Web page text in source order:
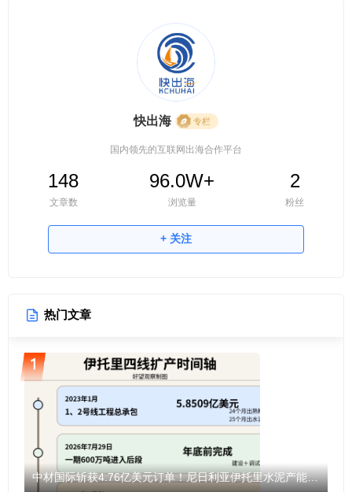
快出海 专栏
国内领先的互联网出海合作平台
148
文章数
96.0W+
浏览量
2
粉丝
+ 关注
热门文章
中材国际斩获4.76亿美元订单！尼日利亚伊托里水泥产能将翻倍至1200万吨！